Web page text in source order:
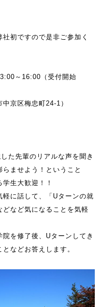
初ですので是非ご参加く
～16:00（受付開始
京区梅忠町24-1）
た先輩のリアルな声を聞き
ませよう！ということ
生大歓迎！！
に話して、「Uターンの就
など気になることを気軽
を修了後、Uターンしてき
などお答えします。